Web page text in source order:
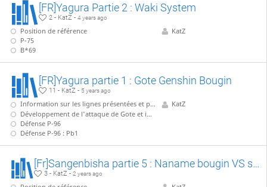
[FR]Yagura Partie 2 : Waki System
2 - KatZ -4 years ago
Position de référence
P-75
B*69
KatZ
[FR]Yagura partie 1 : Gote Genshin Bougin
11 - KatZ - 5 years ago
Information sur les lignes présentées et position de référence
Développement de l'attaque de Gote et idée générale
Défense P-96
Défense P-96 : Pb1
KatZ
[Fr]Sangenbisha partie 5 : Naname bougin VS sangenbisha
3 - KatZ - 2 years ago